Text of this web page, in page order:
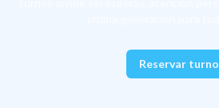
Reservar turno